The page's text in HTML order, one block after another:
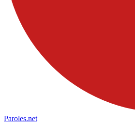
Paroles.net